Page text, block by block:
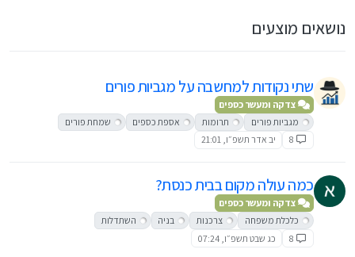
נושאים מוצעים
שתי נקודות למחשבה על מגביות פורים
צדקה ומעשר כספים
מגביות פורים
תרומות אספת כספים
שמחת פורים
8
יב אדר תשפ״ו, 21:01
כמה עולה מקום בבית כנסת?
צדקה ומעשר כספים
כלכלת משפחה
צרכנות בניה
השתדלות
8
כג שבט תשפ״ו, 07:24